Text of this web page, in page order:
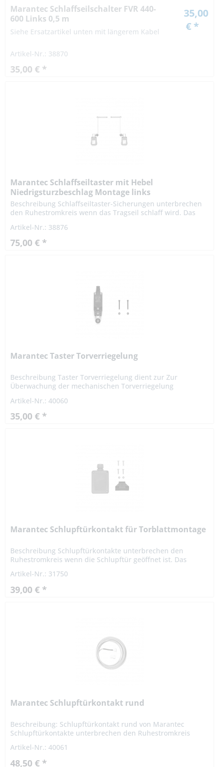
Marantec Schlaffseilschalter FVR 440-
600 Links 0,5 m
Siehe Ersatzartikel unten mit längerem Kabel
Artikel-Nr.: 38870
35,00 € *
35,00
€ *
Marantec Schlaffseiltaster mit Hebel
Niedrigsturzbeschlag Montage links
Beschreibung Schlaffseiltaster-Sicherungen unterbrechen
den Ruhestromkreis wenn das Tragseil schlaff wird. Das
Niedrigsturz-...
Artikel-Nr.: 38876
75,00 € *
Marantec Taster Torverriegelung
Beschreibung Taster Torverriegelung dient zur Zur
Überwachung der mechanischen Torverriegelung
IP 65 Verkabelung:...
Artikel-Nr.: 40060
35,00 € *
Marantec Schlupftürkontakt für Torblattmontage
Beschreibung Schlupftürkontakte unterbrechen den
Ruhestromkreis wenn die Schlupftür geöffnet ist. Das
Torblatt Technische...
Artikel-Nr.: 31750
39,00 € *
Marantec Schlupftürkontakt rund
Beschreibung: Schlupftürkontakt rund von Marantec
Schlupftürkontakte unterbrechen den Ruhestromkreis
sofort. Die...
Artikel-Nr.: 40061
48,50 € *